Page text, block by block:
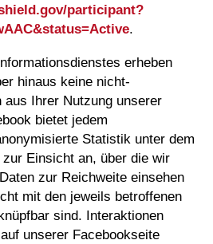
participant?
.
erheben
hinaus keine nicht-
aus Ihrer Nutzung unserer
bietet jedem
Statistik unter dem
zur Einsicht an, über die wir
zur Reichweite einsehen
mit den jeweils betroffenen
sind. Interaktionen
unserer Facebookseite